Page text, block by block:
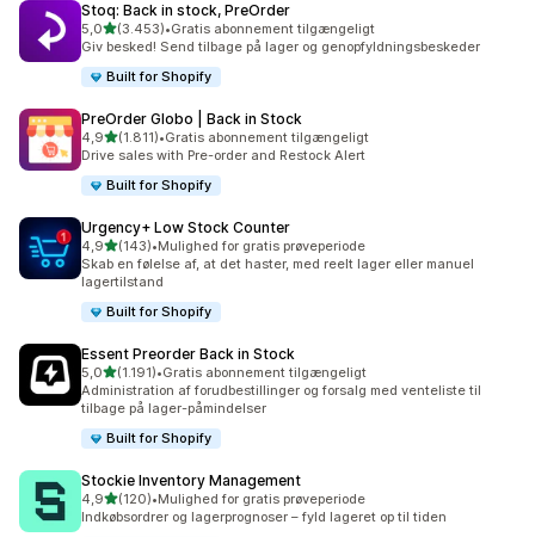
Stoq: Back in stock, PreOrder
5,0ud af 5 stjerner
(3.453)
3453 anmeldelser i alt
•Gratis abonnement tilgængeligt
Giv besked! Send tilbage på lager og genopfyldningsbeskeder
Built for Shopify
PreOrder Globo | Back in Stock
4,9ud af 5 stjerner
(1.811)
1811 anmeldelser i alt
•Gratis abonnement tilgængeligt
Drive sales with Pre-order and Restock Alert
Built for Shopify
Urgency+ Low Stock Counter
4,9ud af 5 stjerner
(143)
143 anmeldelser i alt
•Mulighed for gratis prøveperiode
Skab en følelse af, at det haster, med reelt lager eller manuel
lagertilstand
Built for Shopify
Essent Preorder Back in Stock
5,0ud af 5 stjerner
(1.191)
1191 anmeldelser i alt
•Gratis abonnement tilgængeligt
Administration af forudbestillinger og forsalg med venteliste til
tilbage på lager-påmindelser
Built for Shopify
Stockie Inventory Management
4,9ud af 5 stjerner
(120)
120 anmeldelser i alt
•Mulighed for gratis prøveperiode
Indkøbsordrer og lagerprognoser – fyld lageret op til tiden